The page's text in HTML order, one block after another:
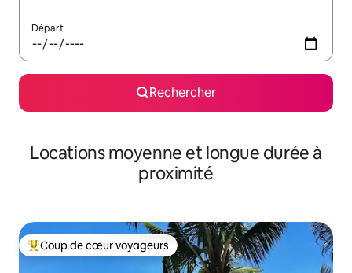
Départ
Rechercher
Locations moyenne et longue durée à
proximité
Coups de cœur voyageurs les plus appréciés
Coup de cœur voyageurs